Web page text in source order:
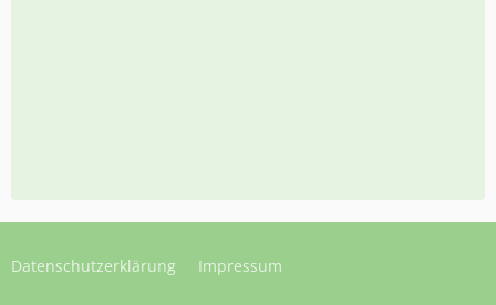
Datenschutzerklärung Impressum